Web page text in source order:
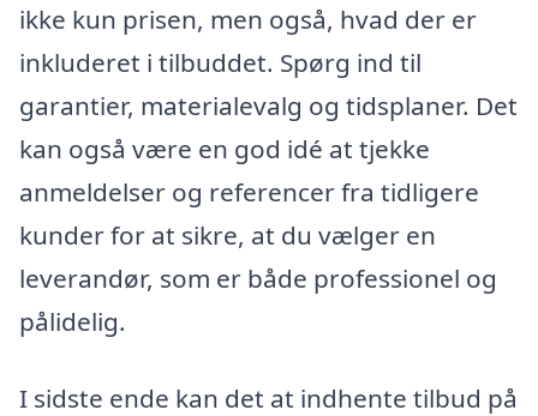
ikke kun prisen, men også, hvad der er
inkluderet i tilbuddet. Spørg ind til
garantier, materialevalg og tidsplaner. Det
kan også være en god idé at tjekke
anmeldelser og referencer fra tidligere
kunder for at sikre, at du vælger en
leverandør, som er både professionel og
pålidelig.
I sidste ende kan det at indhente tilbud på